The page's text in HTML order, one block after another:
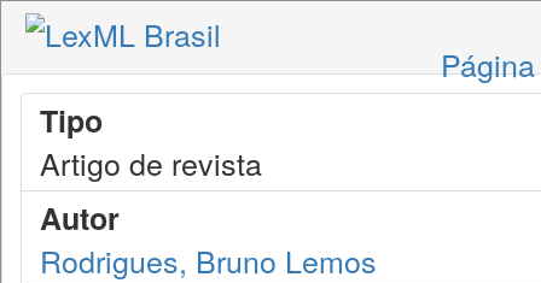
Tipo
Artigo de revista
Autor
Rodrigues, Bruno Lemos